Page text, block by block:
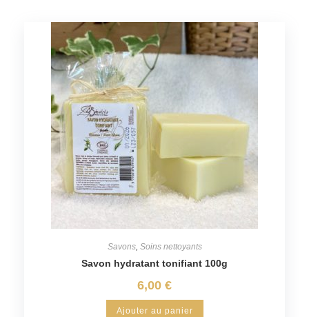
Savons, Soins nettoyants
Savon hydratant tonifiant 100g
6,00 €
Ajouter au panier